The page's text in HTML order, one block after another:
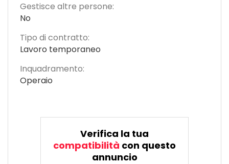
Gestisce altre persone:
No
Tipo di contratto:
Lavoro temporaneo
Inquadramento:
Operaio
Verifica la tua
compatibilità con questo
annuncio